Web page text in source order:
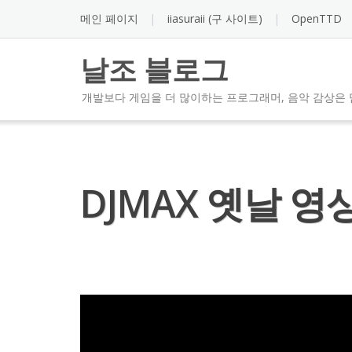
content
메인 페이지 iiasuraii (구 사이트) OpenTTD
날조 블로그
개발보다 게임을 더 많이하는 프로그래머, 음악 감상은
DJMAX 옛날 영